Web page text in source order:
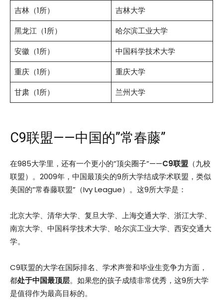
吉林（1所）
吉林大学
黑龙江（1所）
哈尔滨工业大学
安徽（1所）
中国科学技术大学
重庆（1所）
重庆大学
甘肃（1所）
兰州大学
C9联盟——中国的”常春藤”
在985大学里，还有一个更小的”顶尖圈子”——C9联盟 （九校
联盟）。2009年，中国最顶尖的9所大学结成学术联盟，类似
美国的”常春藤联盟”（Ivy League）。这9所大学是：
北京大学、清华大学、复旦大学、上海交通大学、浙江大学、
南京大学、中国科学技术大学、哈尔滨工业大学、西安交通大
学。
C9联盟的大学在国际排名、学术声誉和毕业生竞争力方面，
都处于中国最顶层。如果您的孩子成绩非常优秀，这9所大学
是值得作为最高目标的。